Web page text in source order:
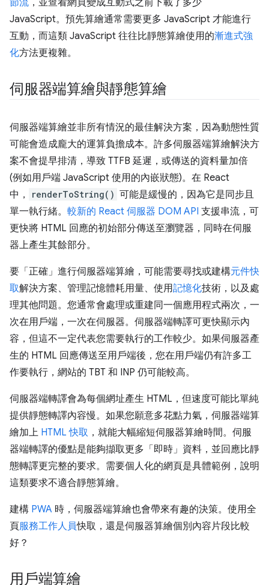
節流 ，並查看網頁變成互動式之前下載了多少
JavaScript。預先算繪通常需要更多 JavaScript 才能進行
互動，而這類 JavaScript 往往比靜態算繪使用的漸進式強
化方法更複雜。
伺服器端算繪與靜態算繪
伺服器端算繪並非所有情況的最佳解決方案，因為動態性質
可能會造成龐大的運算負擔成本。許多伺服器端算繪解決方
案不會提早排清，導致 TTFB 延遲，或傳送的資料量加倍
(例如用戶端 JavaScript 使用的內嵌狀態)。在 React
中，
renderToString() 可能是緩慢的，因為它是同步且
單一執行緒。 較新的 React 伺服器 DOM API 支援串流，可
更快將 HTML 回應的初始部分傳送至瀏覽器，同時在伺服
器上產生其餘部分。
要「正確」進行伺服器端算繪，可能需要尋找或建構元件快
取解決方案、管理記憶體耗用量、使用記憶化技術，以及處
理其他問題。您通常會處理或重建同一個應用程式兩次，一
次在用戶端，一次在伺服器。伺服器端轉譯可更快顯示內
容，但這不一定代表您需要執行的工作較少。如果伺服器產
生的 HTML 回應傳送至用戶端後，您在用戶端仍有許多工
作要執行，網站的 TBT 和 INP 仍可能較高。
伺服器端轉譯會為每個網址產生 HTML，但速度可能比單純
提供靜態轉譯內容慢。如果您願意多花點力氣，伺服器端算
繪加上 HTML 快取 ，就能大幅縮短伺服器算繪時間。伺服
器端轉譯的優點是能夠擷取更多「即時」資料，並回應比靜
態轉譯更完整的要求。需要個人化的網頁是具體範例，說明
這類要求不適合靜態算繪。
建構 PWA 時，伺服器端算繪也會帶來有趣的決策。使用全
頁服務工作人員快取，還是伺服器算繪個別內容片段比較
好？
用戶端算繪